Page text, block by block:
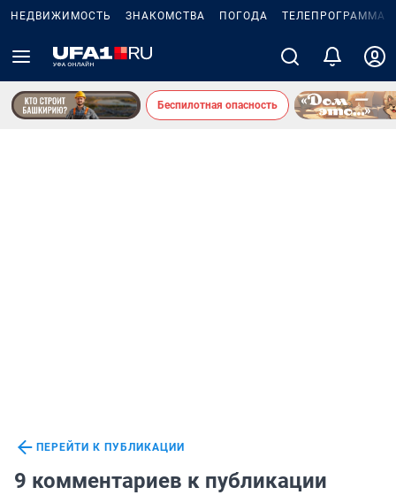
НЕДВИЖИМОСТЬ ЗНАКОМСТВА ПОГОДА ТЕЛЕПРОГРАММА
Беспилотная опасность
ПЕРЕЙТИ К ПУБЛИКАЦИИ
9 комментариев к публикации